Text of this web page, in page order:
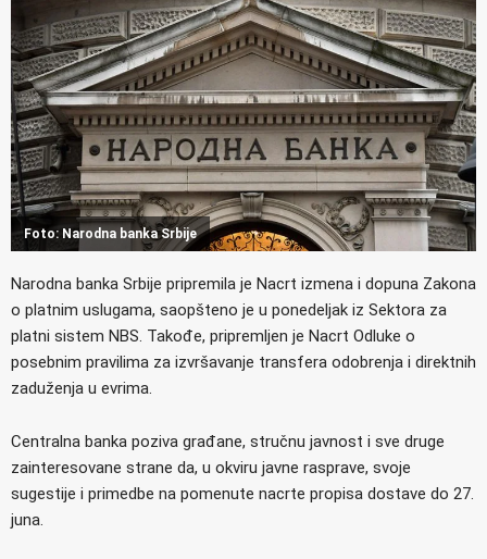
Foto: Narodna banka Srbije
Narodna banka Srbije pripremila je Nacrt izmena i dopuna Zakona
o platnim uslugama, saopšteno je u ponedeljak iz Sektora za
platni sistem NBS. Takođe, pripremljen je Nacrt Odluke o
posebnim pravilima za izvršavanje transfera odobrenja i direktnih
zaduženja u evrima.
Centralna banka poziva građane, stručnu javnost i sve druge
zainteresovane strane da, u okviru javne rasprave, svoje
sugestije i primedbe na pomenute nacrte propisa dostave do 27.
juna.